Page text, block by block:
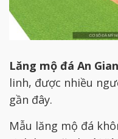
Lăng mộ đá An
linh, được nhiều
gần đây.
Mẫu lăng mộ đá